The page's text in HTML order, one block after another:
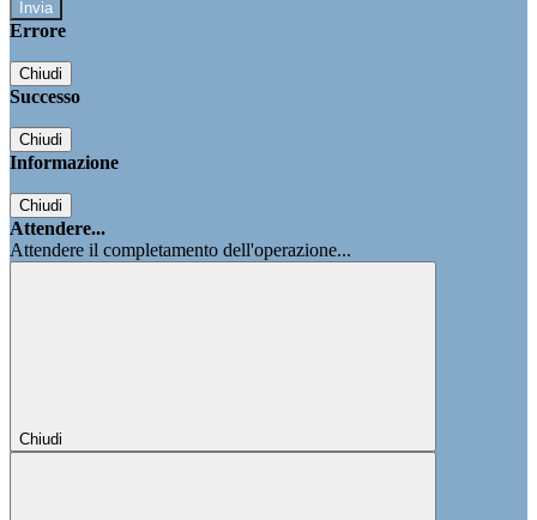
Errore
Chiudi
Successo
Chiudi
Informazione
Chiudi
Attendere...
Attendere il completamento dell'operazione...
Chiudi